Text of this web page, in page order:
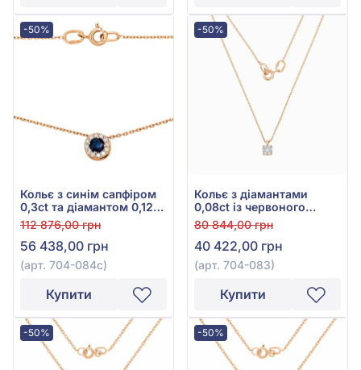
-50%
Кольє з синім сапфіром
0,3ct та діамантом 0,12ct
із червоного золота 585°,
арт. 704-084с
112 876,00 грн
56 438,00 грн
(арт. 704-084с)
Купити
-50%
Кольє з діамантами
0,08ct із червоного
золота 585°, арт. 704-083
80 844,00 грн
40 422,00 грн
(арт. 704-083)
Купити
-50% -50%